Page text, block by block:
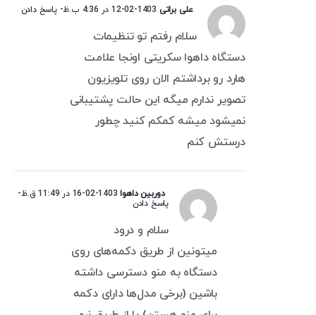
علی براتی - پاسخ دادن
سلام رفتم تو تنظیمات
دستگاه داهوا سکریتی اونجا علامت
هارد رو برداشتم الان روی تلویزیون
تصویر ندارم میگه این حالت پشتیبانی
نمیشود میشه کمکم کنید چطور
درستش کنم
دوربین داهوا1403-02-16 در 11:49 ق.ظ
-
پاسخ دادن
سلام و درود
میتونین از طریق دکمه‌های روی
دستگاه به منو دسترسی داشته
باشین (برخی مدل‌ها دارای دکمه